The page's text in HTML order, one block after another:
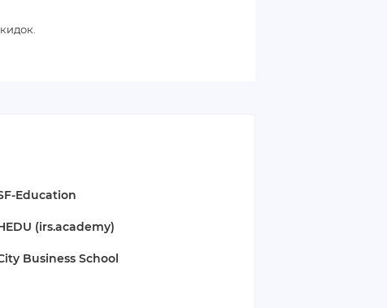
Education
(irs.academy)
Business School